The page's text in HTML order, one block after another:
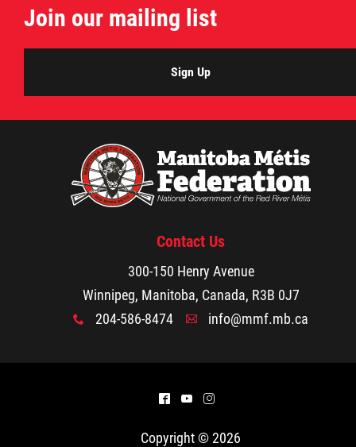
Join our mailing list
Sign Up
Contact Us
300-150 Henry Avenue
Winnipeg, Manitoba, Canada, R3B 0J7
x 204-586-8474 A info@mmf.mb.ca
^ ( &
Copyright © 2026